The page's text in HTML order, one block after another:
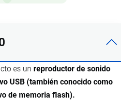
es un reproductor de sonido
USB (también conocido como
de memoria flash).